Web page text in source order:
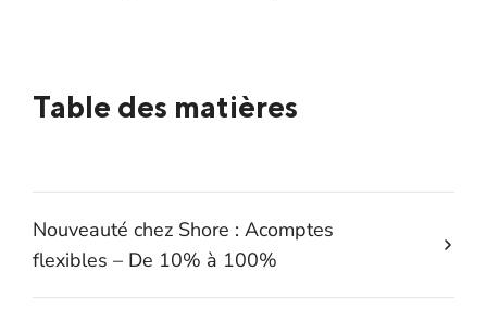
Table des matières
Nouveauté chez Shore : Acomptes
flexibles – De 10% à 100%